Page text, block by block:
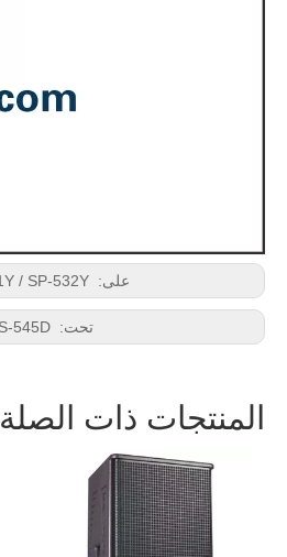
على: SP-531Y / SP-532Y
تحت:
المنتجات ذات الصلة